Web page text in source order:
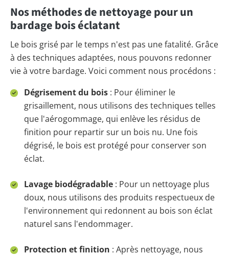
Nos méthodes de nettoyage pour un
bardage bois éclatant
Le bois grisé par le temps n'est pas une fatalité. Grâce
à des techniques adaptées, nous pouvons redonner
vie à votre bardage. Voici comment nous procédons :
Dégrisement du bois : Pour éliminer le
grisaillement, nous utilisons des techniques telles
que l'aérogommage, qui enlève les résidus de
finition pour repartir sur un bois nu. Une fois
dégrisé, le bois est protégé pour conserver son
éclat.
Lavage biodégradable : Pour un nettoyage plus
doux, nous utilisons des produits respectueux de
l'environnement qui redonnent au bois son éclat
naturel sans l'endommager.
Protection et finition : Après nettoyage, nous